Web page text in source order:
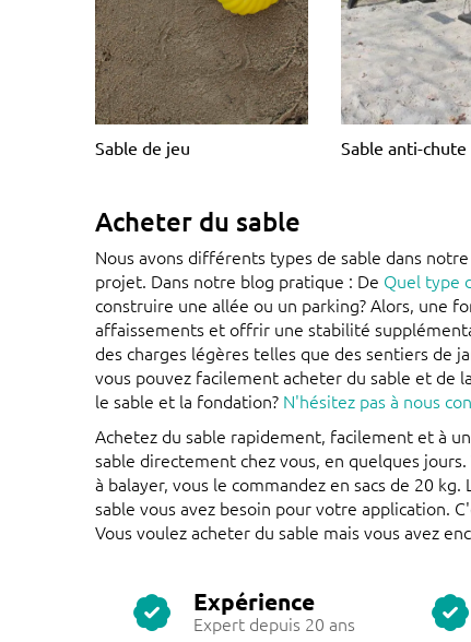
Sable de jeu Sable anti-chute
Acheter du sable
Nous avons différents types de sable dans
projet. Dans notre blog pratique : De Quel type
construire une allée ou un parking? Alors, une
affaissements et offrir une stabilité
des charges légères telles que des sentiers de
vous pouvez facilement acheter du sable et de
le sable et la fondation? N'hésitez pas à nous
Achetez du sable rapidement, facilement et à
sable directement chez vous, en quelques
à balayer, vous le commandez en sacs de 20
sable vous avez besoin pour votre application.
Vous voulez acheter du sable mais vous avez
Expérience
Expert depuis 20 ans